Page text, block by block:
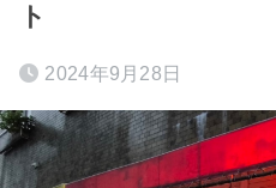
ト
2024年9月28日